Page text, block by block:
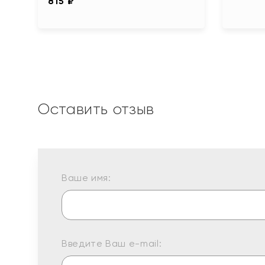
Оставить отзыв
Ваше имя:
Введите Ваш e-mail: